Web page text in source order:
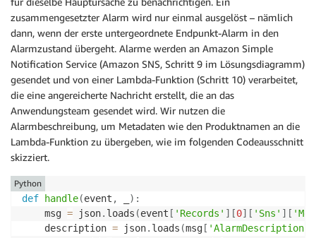
zusammengesetzter Alarm wird nur einmal ausgelöst – nämlich
dann, wenn der erste untergeordnete Endpunkt-Alarm in den
Alarmzustand übergeht. Alarme werden an Amazon Simple
Notification Service (Amazon SNS, Schritt 9 im Lösungsdiagramm)
gesendet und von einer Lambda-Funktion (Schritt 10) verarbeitet,
die eine angereicherte Nachricht erstellt, die an das
Anwendungsteam gesendet wird. Wir nutzen die
Alarmbeschreibung, um Metadaten wie den Produktnamen an die
Lambda-Funktion zu übergeben, wie im folgenden Codeausschnitt
skizziert.
def handle(event , ) :
    msg
= json. loads (event [ 'Records' ] [0] [ 'Sns' ] [
    description
= json. loads (msg [ 'AlarmDescription'
Python